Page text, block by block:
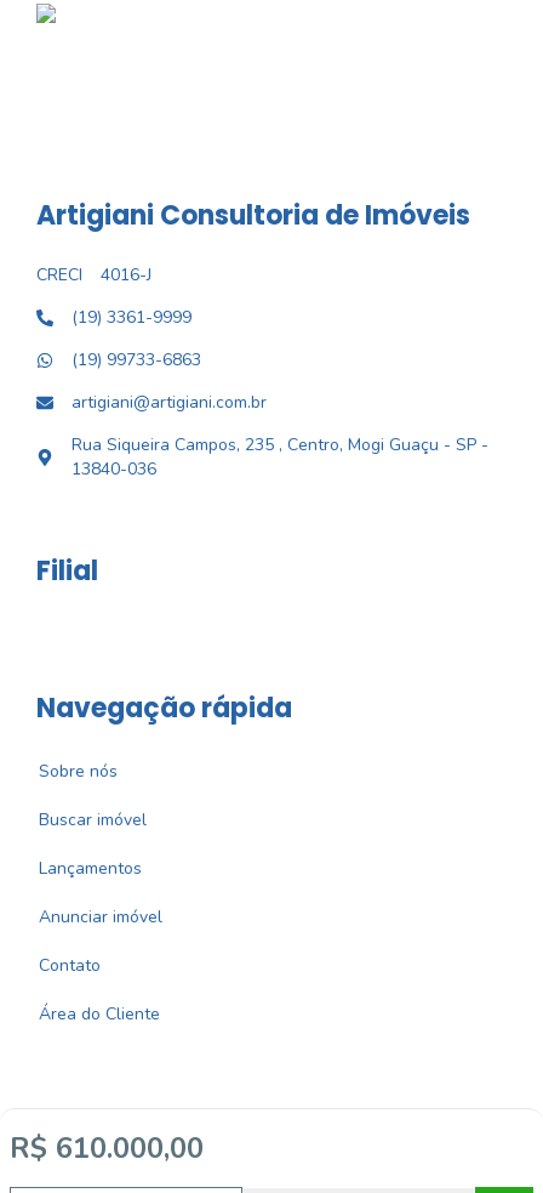
R$ 610.000,00
Artigiani Consultoria de Imóveis
CRECI
4016-J
(19) 3361-9999
(19) 99733-6863
artigiani@artigiani.com.br
Rua Siqueira Campos, 235 , Centro, Mogi Guaçu - SP -
13840-036
Filial
Navegação rápida
Sobre nós
Buscar imóvel
Lançamentos
Anunciar imóvel
Contato
Área do Cliente
Imobiliária Certificada: